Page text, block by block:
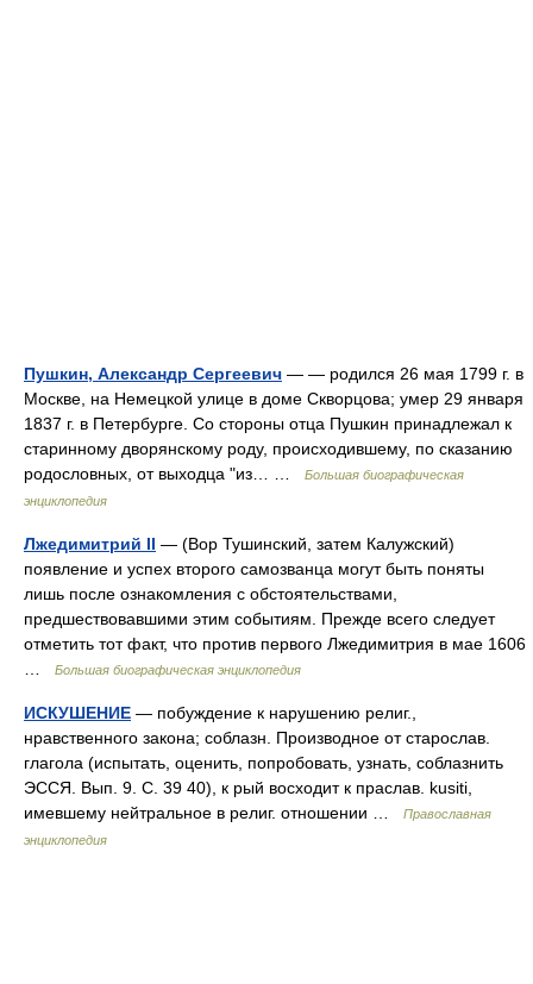
Пушкин, Александр Сергеевич — — родился 26 мая 1799 г. в
Москве, на Немецкой улице в доме Скворцова; умер 29 января
1837 г. в Петербурге. Со стороны отца Пушкин принадлежал к
старинному дворянскому роду, происходившему, по сказанию
родословных, от выходца "из… …
Большая биографическая
энциклопедия
Лжедимитрий II — (Вор Тушинский, затем Калужский)
появление и успех второго самозванца могут быть поняты
лишь после ознакомления с обстоятельствами,
предшествовавшими этим событиям. Прежде всего следует
отметить тот факт, что против первого Лжедимитрия в мае 1606
Большая биографическая энциклопедия
ИСКУШЕНИЕ — побуждение к нарушению религ.,
нравственного закона; соблазн. Производное от старослав.
глагола (испытать, оценить, попробовать, узнать, соблазнить
ЭССЯ. Вып. 9. С. 39 40), к рый восходит к праслав. kusiti,
имевшему нейтральное в религ. отношении …
Православная
энциклопедия